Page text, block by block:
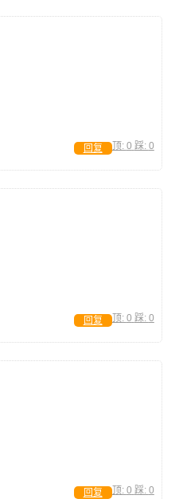
顶: 0 踩: 0
回复
顶: 0 踩: 0
回复
顶: 0 踩: 0
回复